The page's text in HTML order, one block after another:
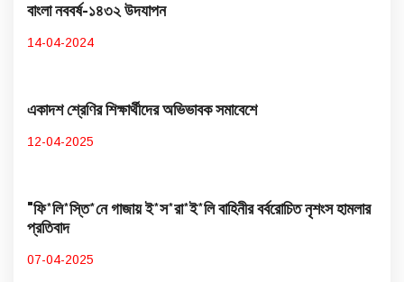
বাংলা নববর্ষ-১৪৩২ উদযাপন
14-04-2024
একাদশ শ্রেণির শিক্ষার্থীদের অভিভাবক সমাবেশে
12-04-2025
"ফি*লি*স্তি*নে গাজায় ই*স*রা*ই*লি বাহিনীর বর্বরোচিত নৃশংস হামলার
প্রতিবাদ
07-04-2025